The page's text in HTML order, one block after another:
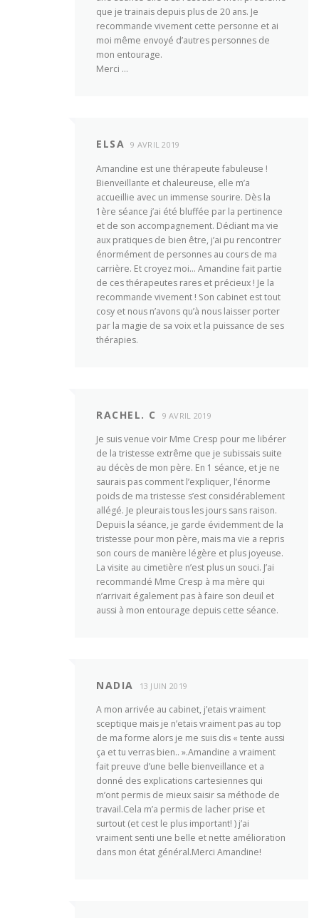
que je trainais depuis plus de 20 ans. Je
recommande vivement cette personne et ai
moi même envoyé d’autres personnes de
mon entourage.
Merci …
ELSA 9 AVRIL 2019
Amandine est une thérapeute fabuleuse !
Bienveillante et chaleureuse, elle m’a
accueillie avec un immense sourire. Dès la
1ère séance j’ai été bluffée par la pertinence
et de son accompagnement. Dédiant ma vie
aux pratiques de bien être, j’ai pu rencontrer
énormément de personnes au cours de ma
carrière. Et croyez moi… Amandine fait partie
de ces thérapeutes rares et précieux ! Je la
recommande vivement ! Son cabinet est tout
cosy et nous n’avons qu’à nous laisser porter
par la magie de sa voix et la puissance de ses
thérapies.
RACHEL. C 9 AVRIL 2019
Je suis venue voir Mme Cresp pour me libérer
de la tristesse extrême que je subissais suite
au décès de mon père. En 1 séance, et je ne
saurais pas comment l’expliquer, l’énorme
poids de ma tristesse s’est considérablement
allégé. Je pleurais tous les jours sans raison.
Depuis la séance, je garde évidemment de la
tristesse pour mon père, mais ma vie a repris
son cours de manière légère et plus joyeuse.
La visite au cimetière n’est plus un souci. J’ai
recommandé Mme Cresp à ma mère qui
n’arrivait également pas à faire son deuil et
aussi à mon entourage depuis cette séance.
NADIA 13 JUIN 2019
A mon arrivée au cabinet, j’etais vraiment
sceptique mais je n’etais vraiment pas au top
de ma forme alors je me suis dis « tente aussi
ça et tu verras bien.. ».Amandine a vraiment
fait preuve d’une belle bienveillance et a
donné des explications cartesiennes qui
m’ont permis de mieux saisir sa méthode de
travail.Cela m’a permis de lacher prise et
surtout (et cest le plus important! ) j’ai
vraiment senti une belle et nette amélioration
dans mon état général.Merci Amandine!